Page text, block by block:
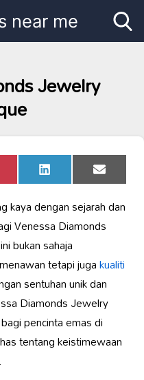
Jewelry
Share
on
LinkedIn Share
on
Email
kaya dengan sejarah dan
Venessa Diamonds
bukan sahaja
tetapi jugakualiti
sentuhan unik dan
Diamonds Jewelry
pencinta emas di
tentang keistimewaan